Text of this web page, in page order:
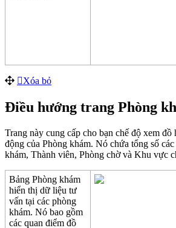
Xóa bỏ
Điều hướng trang Phòng kh
Trang này cung cấp cho bạn chế độ xem đồ
động của Phòng khám. Nó chứa tổng số các
khám, Thành viên, Phòng chờ và Khu vực
Bảng Phòng khám
hiển thị dữ liệu tư
vấn tại các phòng
khám. Nó bao gồm
các quan điểm đồ